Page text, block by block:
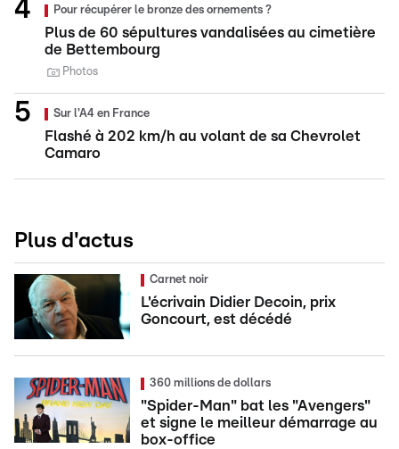
Pour récupérer le bronze des ornements ?
Plus de 60 sépultures vandalisées au cimetière
de Bettembourg
Photos
Sur l'A4 en France
Flashé à 202 km/h au volant de sa Chevrolet
Camaro
Plus d'actus
Carnet noir
L'écrivain Didier Decoin, prix
Goncourt, est décédé
360 millions de dollars
"Spider-Man" bat les "Avengers"
et signe le meilleur démarrage au
box-office